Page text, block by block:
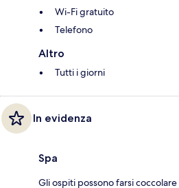
Wi-Fi gratuito
Telefono
Altro
Tutti i giorni
In evidenza
Spa
Gli ospiti possono farsi